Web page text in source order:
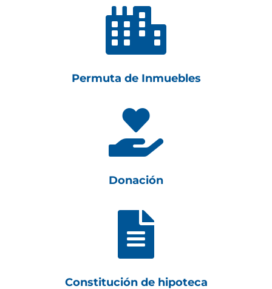

Permuta de Inmuebles

Donación

Constitución de hipoteca